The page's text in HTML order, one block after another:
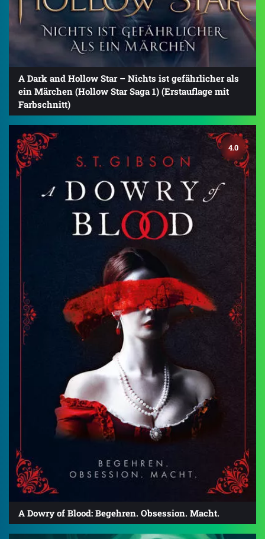
A Dark and Hollow Star – Nichts ist gefährlicher als
ein Märchen (Hollow Star Saga 1) (Erstauflage mit
Farbschnitt)
4.0
A Dowry of Blood: Begehren. Obsession. Macht.